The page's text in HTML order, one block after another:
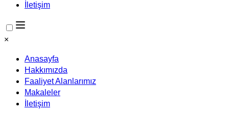
İletişim
×
Anasayfa
Hakkımızda
Faaliyet Alanlarımız
Makaleler
İletişim